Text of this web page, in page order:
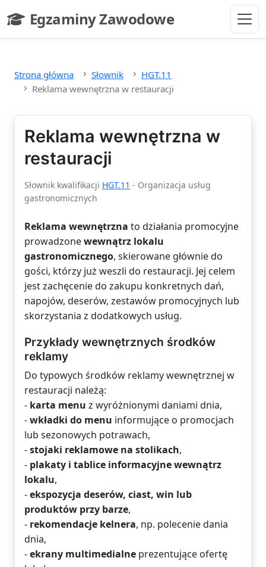
Egzaminy Zawodowe
- strona główna
Strona główna Słownik
HGT.11
Reklama wewnętrzna w restauracji
Reklama wewnętrzna w
restauracji
Słownik kwalifikacji HGT.11 - Organizacja usług
gastronomicznych
Reklama wewnętrzna to działania promocyjne
prowadzonewewnątrz lokalu
gastronomicznego, skierowane głównie do
gości, którzy już weszli do restauracji. Jej celem
jest zachęcenie do zakupu konkretnych dań,
napojów, deserów, zestawów promocyjnych lub
skorzystania z dodatkowych usług.
Przykłady wewnętrznych środków
reklamy
Do typowych środków reklamy wewnętrznej w
restauracji należą:
- karta menu z wyróżnionymi daniami dnia,
-wkładki do menu informujące o promocjach
lub sezonowych potrawach,
-stojaki reklamowe na stolikach,
- plakaty i tablice informacyjne wewnątrz
lokalu,
-ekspozycja deserów, ciast, win lub
produktów przy barze,
- rekomendacje kelnera, np. polecenie dania
dnia,
-ekrany multimedialne prezentujące ofertę